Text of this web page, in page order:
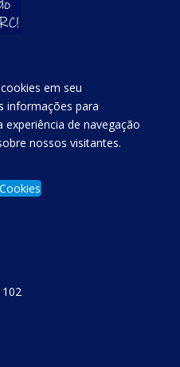
em seu
informações para
de navegação
nossos visitantes.